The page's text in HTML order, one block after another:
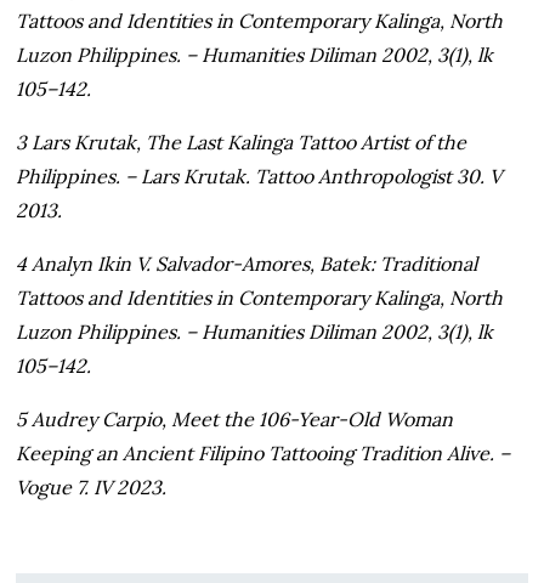
Tattoos and Identities in Contemporary Kalinga, North
Luzon Philippines. – Humanities Diliman 2002, 3(1), lk
105–142.
3 Lars Krutak, The Last Kalinga Tattoo Artist of the
Philippines. – Lars Krutak. Tattoo Anthropologist 30. V
2013.
4 Analyn Ikin V. Salvador-Amores, Batek: Traditional
Tattoos and Identities in Contemporary Kalinga, North
Luzon Philippines. – Humanities Diliman 2002, 3(1), lk
105–142.
5 Audrey Carpio, Meet the 106-Year-Old Woman
Keeping an Ancient Filipino Tattooing Tradition Alive. –
Vogue 7. IV 2023.